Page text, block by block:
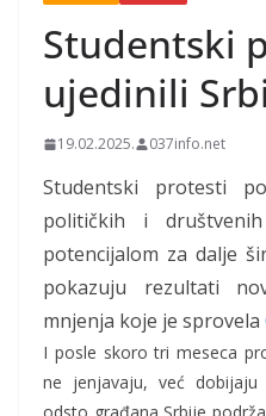
Studentski
ujedinili
19.02.2025. 037info.net
Studentski protesti
političkih i
potencijalom za dalje
pokazuju rezultati
mnjenja koje je sprovela
I posle skoro tri meseca
ne jenjavaju, već